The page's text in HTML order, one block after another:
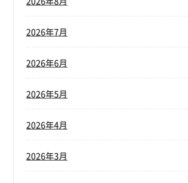
2026年7月
2026年6月
2026年5月
2026年4月
2026年3月